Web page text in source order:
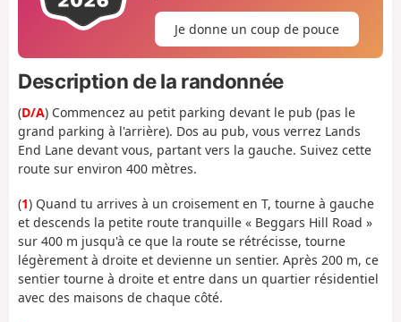
Je donne un coup de pouce
Description de la randonnée
(D/A) Commencez au petit parking devant le pub (pas le
grand parking à l'arrière). Dos au pub, vous verrez Lands
End Lane devant vous, partant vers la gauche. Suivez cette
route sur environ 400 mètres.
(1) Quand tu arrives à un croisement en T, tourne à gauche
et descends la petite route tranquille « Beggars Hill Road »
sur 400 m jusqu'à ce que la route se rétrécisse, tourne
légèrement à droite et devienne un sentier. Après 200 m, ce
sentier tourne à droite et entre dans un quartier résidentiel
avec des maisons de chaque côté.